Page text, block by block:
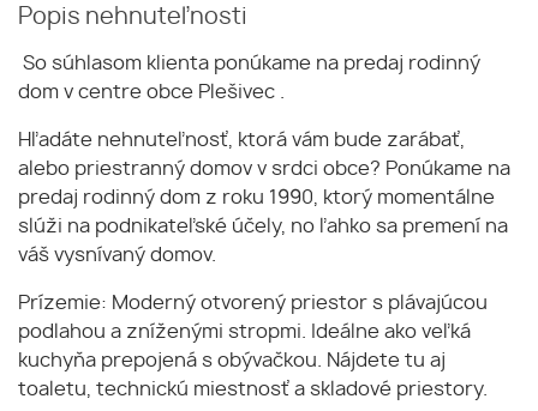
Popis nehnuteľnosti
So súhlasom klienta ponúkame na predaj rodinný
dom v centre obce Plešivec .
Hľadáte nehnuteľnosť, ktorá vám bude zarábať,
alebo priestranný domov v srdci obce? Ponúkame na
predaj rodinný dom z roku 1990, ktorý momentálne
slúži na podnikateľské účely, no ľahko sa premení na
váš vysnívaný domov.
Prízemie: Moderný otvorený priestor s plávajúcou
podlahou a zníženými stropmi. Ideálne ako veľká
kuchyňa prepojená s obývačkou. Nájdete tu aj
toaletu, technickú miestnosť a skladové priestory.